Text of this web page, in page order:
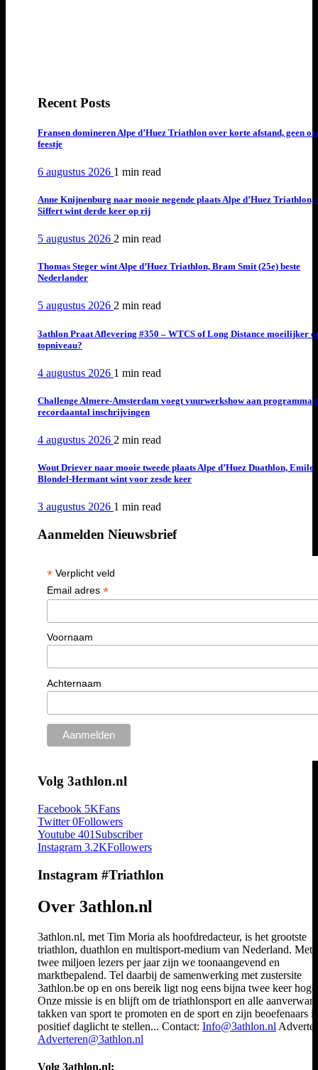
Recent Posts
Fransen domineren Alpe d’Huez Triathlon over korte afstand, geen
feestje
6 augustus 2026 1 min read
Anne Knijnenburg naar mooie negende plaats Alpe d’Huez Triathlon,
Siffert wint derde keer op rij
5 augustus 2026 2 min read
Thomas Steger wint Alpe d’Huez Triathlon, Bram Smit (25e) beste
Nederlander
5 augustus 2026 2 min read
3athlon Praat Aflevering #350 – WTCS of Long Distance moeilijker
topniveau?
4 augustus 2026 1 min read
Challenge Almere-Amsterdam voegt vuurwerkshow aan programma
recordaantal inschrijvingen
4 augustus 2026 2 min read
Wout Driever naar mooie tweede plaats Alpe d’Huez Duathlon, Emile
Blondel-Hermant wint voor zesde keer
3 augustus 2026 1 min read
Aanmelden Nieuwsbrief
*Verplicht veld
Email adres *
Voornaam
Achternaam
Volg 3athlon.nl
Facebook 5KFans
Twitter 0Followers
Youtube 401 Subscriber
Instagram 3.2KFollowers
Instagram #Triathlon
Over 3athlon.nl
3athlon.nl, met Tim Moria als hoofdredacteur, is het grootste
triathlon, duathlon en multisport-medium van Nederland. Met
twee miljoen lezers per jaar zijn we toonaangevend en
marktbepalend. Tel daarbij de samenwerking met zustersite
3athlon.be op en ons bereik ligt nog eens bijna twee keer
Onze missie is en blijft om de triathlonsport en alle
takken van sport te promoten en de sport en zijn beoefenaars
positief daglicht te stellen... Contact: Info@3athlon.nl
Adverteren@3athlon.nl
Volg 3athlon.nl: